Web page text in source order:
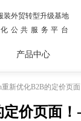
装外贸转型升级基地
公共服务平台
产品中心
女装
内衣
男装
运动
服
童装
牛仔
服装
重新优化B2B的定价页
价页面